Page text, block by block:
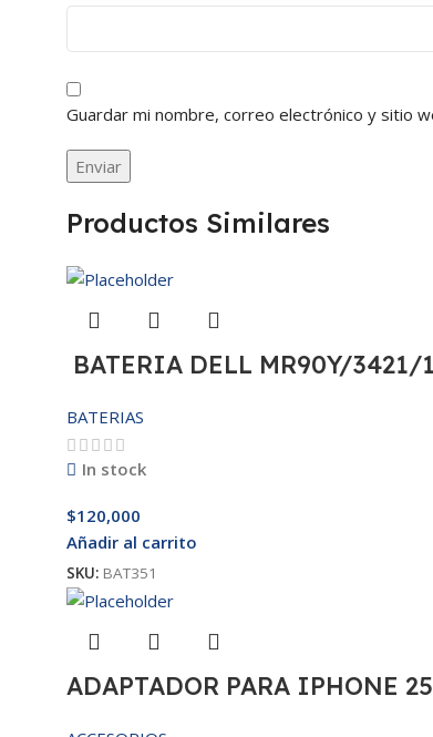
Guardar mi nombre, correo electrónico y sitio
Productos Similares
BATERIA DELL MR90Y/
BATERIAS
In stock
$120,000
Añadir al carrito
SKU: BAT351
ADAPTADOR PARA IPHONE